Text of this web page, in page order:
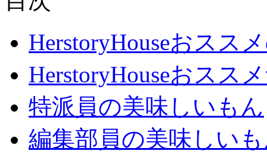
HerstoryHouseおスス
HerstoryHouseおスス
特派員の美味しいもん
編集部員の美味しい